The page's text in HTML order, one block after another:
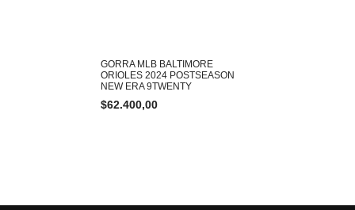
GORRA MLB BALTIMORE
ORIOLES 2024 POSTSEASON
NEW ERA 9TWENTY
$62.400,00